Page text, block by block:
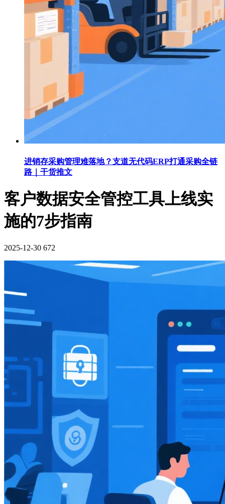
进销存采购管理难落地？支道无代码ERP打通采购全链
路｜干货推文
客户数据安全管控工具上线实
施的7步指南
2025-12-30 672